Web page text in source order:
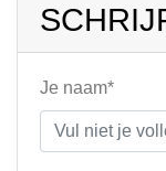
Je naam*